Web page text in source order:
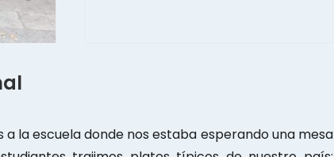
la escuela donde nos estaba esperando una mesa